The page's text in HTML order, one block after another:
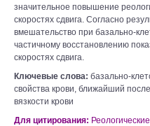
значительное повышение
скоростях сдвига. Согласно
вмешательство при базально-
частичному восстановлению
скоростях сдвига.
Ключевые слова: базально-
свойства крови, ближайший
вязкости крови
Для цитирования: